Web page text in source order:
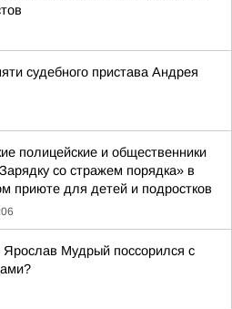
судебного пристава Андрея
полицейские и общественники
со стражем порядка» в
приюте для детей и подростков
Ярослав Мудрый поссорился с